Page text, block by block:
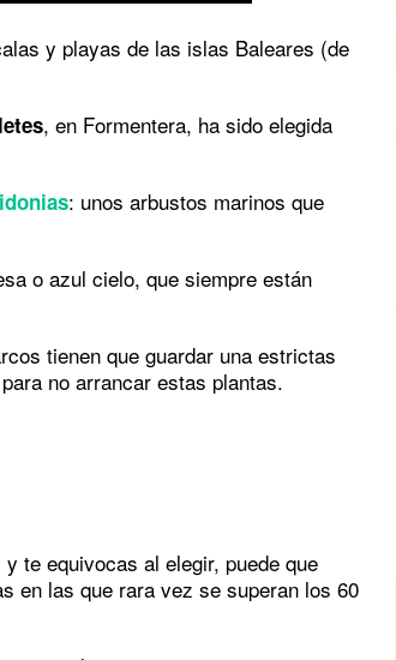
y playas de las islas Baleares (de
, en Formentera, ha sido elegida
: unos arbustos marinos que
o azul cielo, que siempre están
tienen que guardar una estrictas
no arrancar estas plantas.
te equivocas al elegir, puede que
en las que rara vez se superan los 60